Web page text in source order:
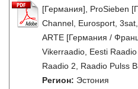
[Германия], ProSieben
Channel, Eurosport,
ARTE [Германия /
Vikerraadio, Eesti
Raadio 2, Raadio Pulss
Регион: Эстония